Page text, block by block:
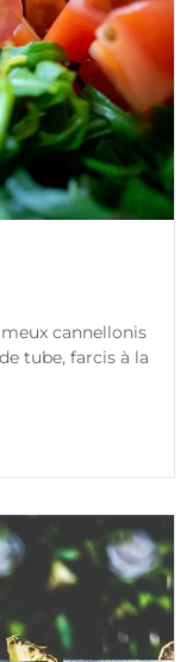
cannellonis
tube, farcis à la